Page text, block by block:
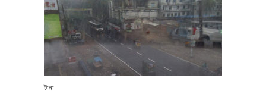
টানা ...